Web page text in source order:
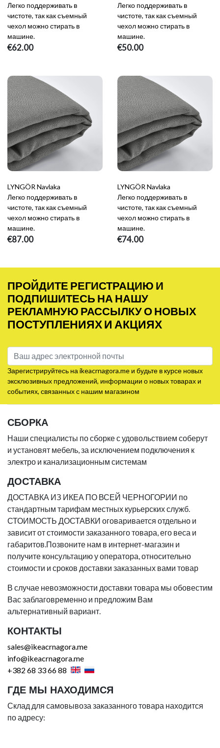
Легко поддерживать в
чистоте, так как съемный
чехол можно стирать в
машине.
€62.00
Легко поддерживать в
чистоте, так как съемный
чехол можно стирать в
машине.
€50.00
LYNGÖR Navlaka
Легко поддерживать в
чистоте, так как съемный
чехол можно стирать в
машине.
€87.00
LYNGÖR Navlaka
Легко поддерживать в
чистоте, так как съемный
чехол можно стирать в
машине.
€74.00
ПРОЙДИТЕ РЕГИСТРАЦИЮ И
ПОДПИШИТЕСЬ НА НАШУ
РЕКЛАМНУЮ РАССЫЛКУ О НОВЫХ
ПОСТУПЛЕНИЯХ И АКЦИЯХ
Зарегистрируйтесь на ikeacrnagora.me и будьте в курсе новых
эксклюзивных предложений, информации о новых товарах и
событиях, связанных с нашим магазином
СБОРКА
Наши специалисты по сборке с удовольствием соберут
и установят мебель, за исключением подключения к
электро и канализационным системам
ДОСТАВКА
ДОСТАВКА ИЗ ИКЕА ПО ВСЕЙ ЧЕРНОГОРИИ по
стандартным тарифам местных курьерских служб.
СТОИМОСТЬ ДОСТАВКИ оговаривается отдельно и
зависит от стоимости заказанного товара, его веса и
габаритов.Позвоните нам в интернет-магазин и
получите консультацию у оператора, относительно
стоимости и сроков доставки заказанных вами товар
В случае невозможности доставки товара мы обовестим
Вас заблаговременно и предложим Вам
альтернативный вариант.
КОНТАКТЫ
sales@ikeacrnagora.me
info@ikeacrnagora.me
+382 68 33 66 88
ГДЕ МЫ НАХОДИМСЯ
Склад для самовывоза заказанного товара находится
по адресу: